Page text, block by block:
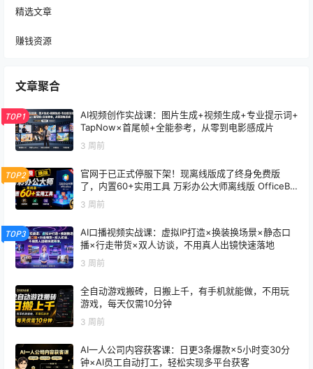
精选文章
赚钱资源
文章聚合
TOP1
AI视频创作实战课：图片生成+视频生成+专业提示词+
TapNow×首尾帧+全能参考，从零到电影感成片
3 周前
TOP2
官网于已正式停服下架！现离线版成了终身免费版
了，内置60+实用工具 万彩办公大师离线版 OfficeBo
x
3 周前
TOP3
AI口播视频实战课：虚拟IP打造×换装换场景×静态口
播×行走带货×双人访谈，不用真人出镜快速落地
3 周前
全自动游戏搬砖，日搬上千，有手机就能做，不用玩
游戏，每天仅需10分钟
3 周前
AI一人公司内容获客课：日更3条爆款×5小时变30分
钟×AI员工自动打工，轻松实现多平台获客